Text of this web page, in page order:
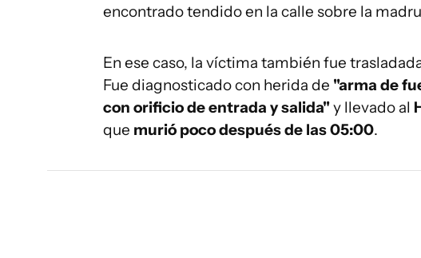
encontrado tendido en la calle sobre la
En ese caso, la víctima también fue
Fue diagnosticado con herida de "arma de
con orificio de entrada y salida"y llevado al
que murió poco después de las 05:00.